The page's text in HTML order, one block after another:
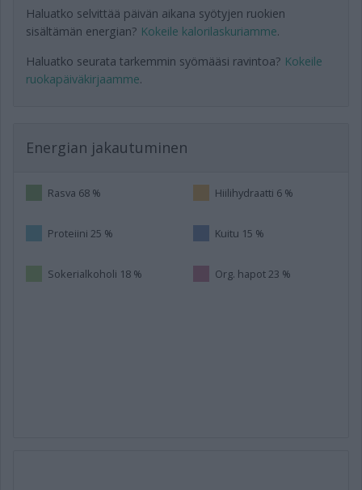
Haluatko selvittää päivän aikana syötyjen ruokien
sisältämän energian? Kokeile kalorilaskuriamme.
Haluatko seurata tarkemmin syömääsi ravintoa? Kokeile
ruokapäiväkirjaamme.
Energian jakautuminen
Rasva 68 % Hiilihydraatti 6 %
Proteiini 25 % Kuitu 15 %
Sokerialkoholi 18 % Org. hapot 23 %